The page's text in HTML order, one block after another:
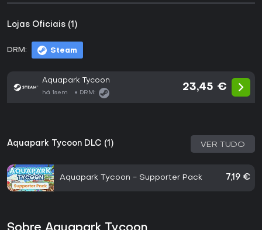
Lojas Oficiais (1)
DRM: Steam
Aquapark Tycoon
há 1sem DRM:
23,45 €
Aquapark Tycoon DLC (1) VER TUDO
Aquapark Tycoon - Supporter Pack 7,19 €